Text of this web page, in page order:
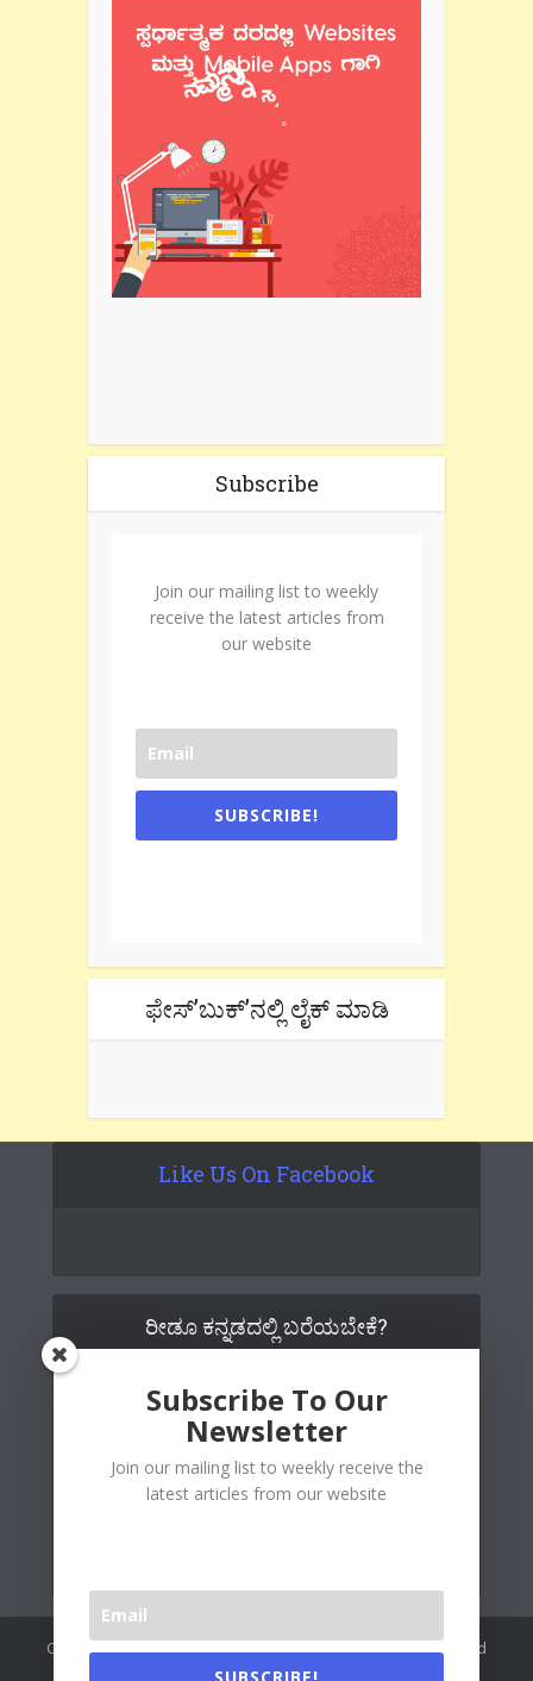
Subscribe
Join our mailing list to weekly
receive the latest articles from
our website
SUBSCRIBE!
ಫೇಸ್’ಬುಕ್’ನಲ್ಲಿ ಲೈಕ್ ಮಾಡಿ
Like Us On Facebook
ರೀಡೂ ಕನ್ನಡದಲ್ಲಿ ಬರೆಯಬೇಕೆ?
Copywrite© 2026 Readoo Media Private Limited. Created and
maintained byThe Web People
Subscribe To Our
Newsletter
Join our mailing list to weekly receive the
latest articles from our website